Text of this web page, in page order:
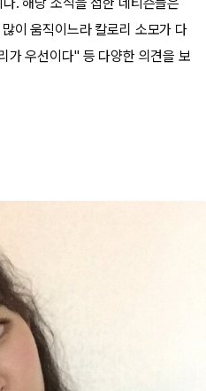
이 움직이느라 칼로리 소모가 다
가 우선이다" 등 다양한 의견을 보